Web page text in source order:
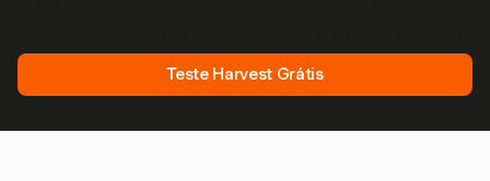
Teste Harvest Grátis